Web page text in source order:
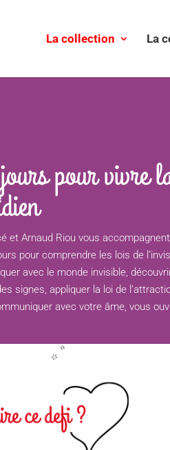
La collection La
pour vivre
et Arnaud Riou vous
pour comprendre les lois de
avec le monde invisible,
signes, appliquer la loi de
avec votre âme, vous